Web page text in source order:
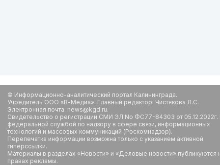
© Информационно-аналитический портал Калининграда.
Учредитель ООО «В-Медиа». Главный редактор: Чистякова Л.С.
Электронная почта: news@kgd.ru.
Свидетельство о регистрации СМИ ЭЛ No ФС77-84303 от
федеральной службой по надзору в сфере связи, информационных
технологий и массовых коммуникаций (Роскомнадзор).
Перепечатка информации возможна только с указанием активной
гиперссылки.
Материалы в разделах «Новости» и «Деловые новости» публикуются
правах рекламы.